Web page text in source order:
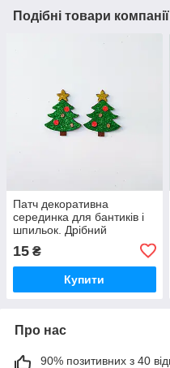
Подібні товари компанії
Патч декоративна
серединка для бантиків і
шпильок. Дрібний
"Ялинка", набір 2 шт.
15 ₴
Купити
Про нас
90% позитивних з 40